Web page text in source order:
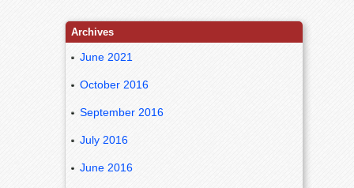
Archives
June 2021
October 2016
September 2016
July 2016
June 2016